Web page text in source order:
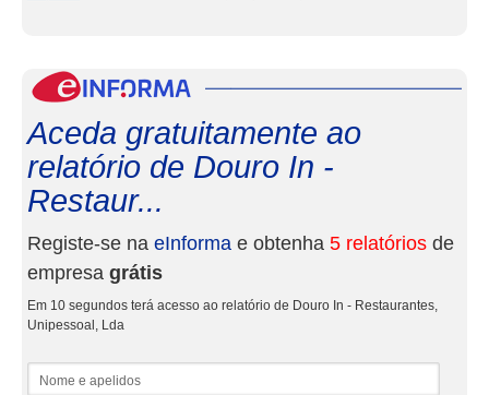
Aceda gratuitamente ao
relatório de Douro In -
Restaur...
Registe-se na eInforma e obtenha 5 relatórios de
empresa grátis
Em 10 segundos terá acesso ao relatório de Douro In - Restaurantes,
Unipessoal, Lda